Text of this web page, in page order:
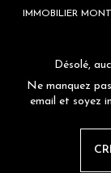
IMMOBILIER
Désolé,
Ne manquez
email et soyez